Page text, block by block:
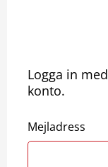
Logga in
konto.
Mejladress